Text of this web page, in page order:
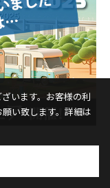
』アンコール
います。お客様の利
い致します。詳細は